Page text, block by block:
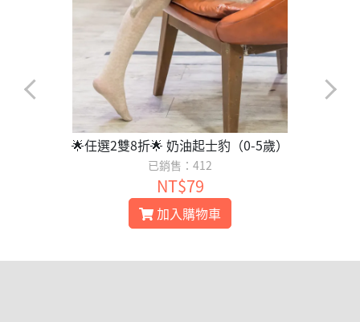
🌟任選2雙8折🌟 奶油起士豹（0-5歲）
已銷售：412
NT$79
加入購物車